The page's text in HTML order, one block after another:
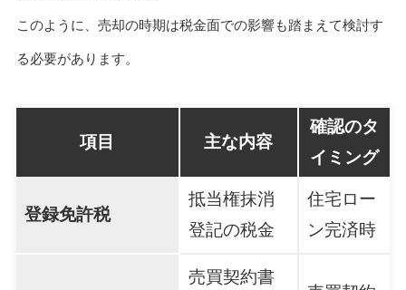
このように、売却の時期は税金面での影響も踏まえて検討す
る必要があります。
項目 主な内容
確認のタ
イミング
登録免許税
抵当権抹消
登記の税金
住宅ロー
ン完済時
売買契約書